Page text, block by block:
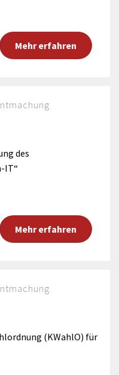
Mehr erfahren
des
IT“
Mehr erfahren
(KWahlO) für